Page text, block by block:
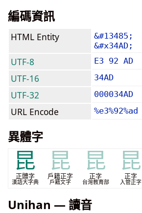
編碼資訊
HTML Entity
&#13485;
&#x34AD;
UTF-8 E3 92 AD
UTF-16 34AD
UTF-32 000034AD
URL Encode %e3%92%ad
異體字
昆
正體字
漢語大字典
昆
戶籍正字
戶籍文字
昆
正字
台灣教育部
昆
正字
入管正字
Unihan — 讀音